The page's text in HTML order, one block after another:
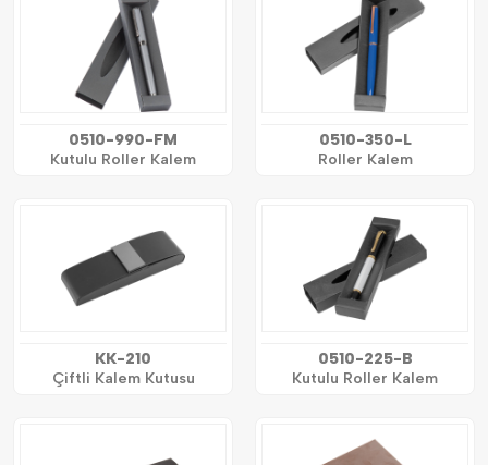
0510-990-FM
Kutulu Roller Kalem
0510-350-L
Roller Kalem
KK-210
Çiftli Kalem Kutusu
0510-225-B
Kutulu Roller Kalem